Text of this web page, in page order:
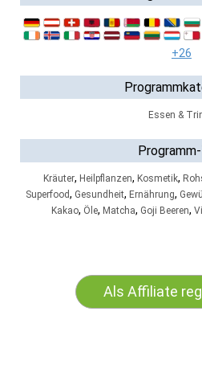
+26
Essen &
Kräuter, Heilpflanzen, Kosmetik,
Superfood, Gesundheit, Ernährung,
Kakao, Öle, Matcha, Goji Beeren,
Als Affiliate